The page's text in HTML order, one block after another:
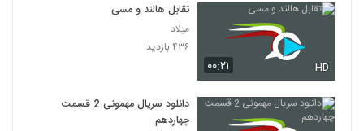
۰۰:۲۱ HD
تقابل هالند و مسی
میلاد
۴۳۶ بازدید
دانلود سریال مهمونی 2 قسمت
چهاردهم